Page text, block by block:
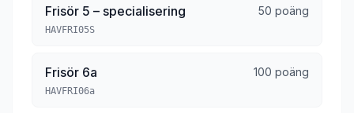
Frisör 5 – specialisering 50 poäng
HAVFRI05S
Frisör 6a 100 poäng
HAVFRI06a